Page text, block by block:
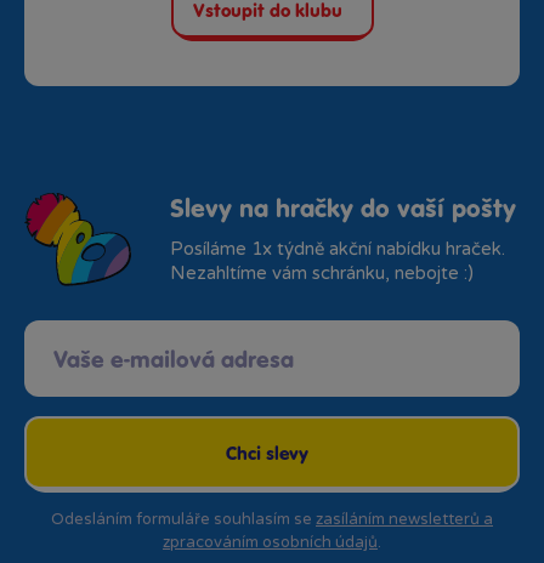
Vstoupit do klubu
Slevy na hračky do vaší pošty
Posíláme 1x týdně akční nabídku hraček.
Nezahltíme vám schránku, nebojte :)
Chci slevy
Odesláním formuláře souhlasím se zasíláním newsletterů a
zpracováním osobních údajů.